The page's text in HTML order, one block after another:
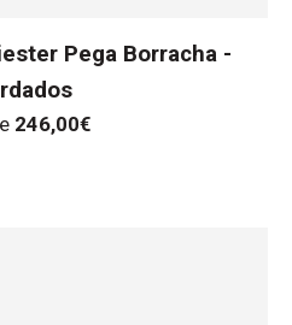
Pega Borracha -
246,00€